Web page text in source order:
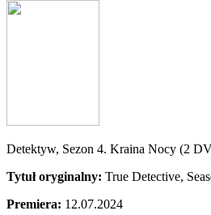
Detektyw, Sezon 4. Kraina Nocy (2
Tytuł oryginalny: True Detective,
Premiera: 12.07.2024